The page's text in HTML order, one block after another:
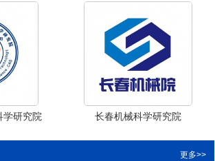
学研究院 长春机械科学研究院
更多>>